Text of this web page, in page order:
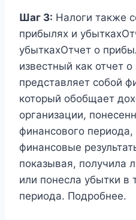
Шаг 3: Налоги также
прибылях и
убыткахОтчет о
известный как отчет
представляет собой
который обобщает
организации,
финансового
финансовые
показывая, получила
или понесла убытки в
периода. Подробнее.